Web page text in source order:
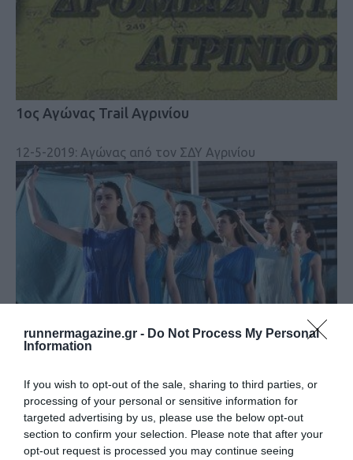
runnermagazine.gr - Do Not Process My Personal
Information
If you wish to opt-out of the sale, sharing to third parties, or
processing of your personal or sensitive information for
targeted advertising by us, please use the below opt-out
section to confirm your selection. Please note that after your
opt-out request is processed you may continue seeing
1ος Αγώνας Trail Αγρινίου
12-5-2019: Αγώνας από τον ΣΔΥ Αγρινίου
Διεθνής Μαραθώνιος Ολυμπίας – Olympia
Marathon